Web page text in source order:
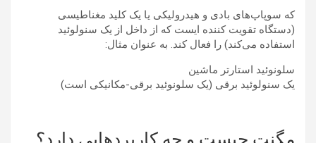
که سوپاپ‌های بادی و هیدرولیکی یا یک کلید مغناطیسی
(دستگاه تقویت کننده ایست که از داخل از یک سنولوئید
استفاده می‌کند) را فعال کند. به عنوان مثال:
سلونوئید استارتر ماشین
یک سنولوئید برقی (یک سلونوئید برقی-مکانیکی است)